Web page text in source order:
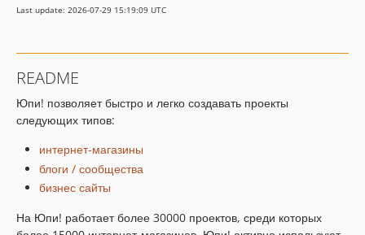
v0.9.3
v0.9
0.8.x-dev
v0.8.1
0.8
0.7.x-dev
0.7.1
0.7-beta-3
Last update: 2026-07-29 15:19:09 UTC
README
Юпи! позволяет быстро и легко создавать проекты
следующих типов:
интернет-магазины
блоги / сообщества
бизнес сайты
На Юпи! работает более 30000 проектов, среди которых